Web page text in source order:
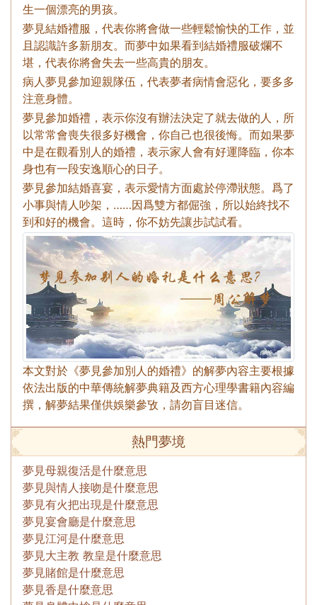
生一個漂亮的男孩。
夢見結婚禮服，代表你將會做一些輕鬆愉快的工作，並
且認識許多新朋友。而夢中如果看到結婚禮服破爛不
堪，代表你將會失去一些高貴的朋友。
病人夢見參加迎親隊伍，代表夢者病情會惡化，要多多
注意身體。
夢見參加婚禮，表示你沒有辦法決定了就去做的人，所
以常常會喪失很多好機會，你自己也很後悔。而如果夢
中是在觀看別人的婚禮，表示家人會有好運降臨，你本
身也有一段安逸順心的日子。
夢見參加結婚喜宴，表示愛情方面處於停滯狀態。爲了
小事與情人吵架，……因爲雙方都倔強，所以始終找不
到和好的機會。這時，你不妨先讓步試試看。
本文對於《夢見參加別人的婚禮》的解夢內容主要根據
依法出版的中華傳統解夢典籍及西方心理學書籍內容編
撰，解夢結果僅供娛樂參攷，請勿盲目迷信。
熱門夢境
夢見母親復活是什麼意思
夢見與情人接吻是什麼意思
夢見有火把出現是什麼意思
夢見宴會廳是什麼意思
夢見江河是什麼意思
夢見大主教 教皇是什麼意思
夢見賭館是什麼意思
夢見香是什麼意思